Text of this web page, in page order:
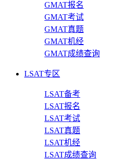
GMAT报名
GMAT考试
GMAT真题
GMAT机经
GMAT成绩查询
LSAT专区
LSAT备考
LSAT报名
LSAT考试
LSAT真题
LSAT机经
LSAT成绩查询